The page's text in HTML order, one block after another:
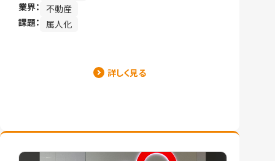
業界： 不動産
課題： 属人化
詳しく見る